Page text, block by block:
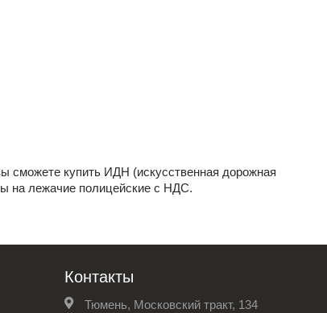
сможете купить ИДН (искусственная дорожная
на лежачие полицейские с НДС.
Контакты
Тюмень, Московский тракт, 134